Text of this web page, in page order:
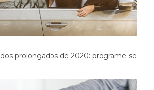
prolongados de 2020: programe-se